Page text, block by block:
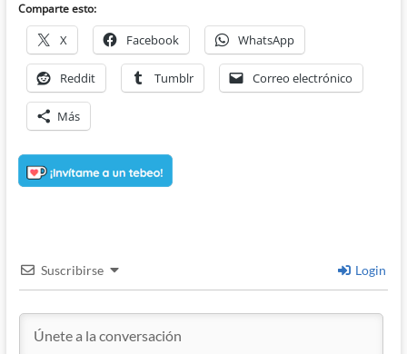
Comparte esto:
X Facebook WhatsApp
Reddit Tumblr Correo electrónico
Más
Suscribirse Login